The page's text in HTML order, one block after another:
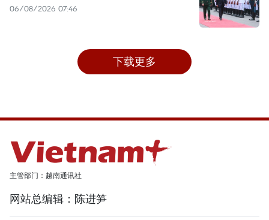
06/08/2026 07:46
下载更多
主管部门：越南通讯社
网站总编辑：陈进笋